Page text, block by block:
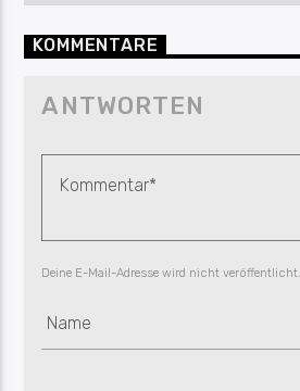
KOMMENTARE
ANTWORTEN
Deine E-Mail-Adresse wird nicht veröffentlicht.